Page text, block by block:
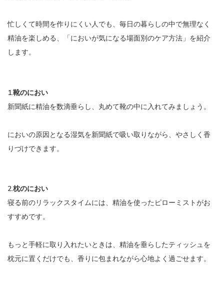
忙しくて時間を作りにくい人でも、毎日の暮らしの中で無理なく
精油を楽しめる、「においが気になる場面別のケア方法」を紹介
します。
1.靴のにおい
新聞紙に精油を数滴垂らし、丸めて靴の中に入れてみましょう。
においの原因となる湿気を新聞紙で吸い取りながら、やさしく香
りづけできます。
2.枕のにおい
寝る前のリラックスタイムには、精油を使ったピローミストがお
すすめです。
もっと手軽に取り入れたいときは、精油を垂らしたティッシュを
枕元に置くだけでも、香りに包まれながら心地よく過ごせます。